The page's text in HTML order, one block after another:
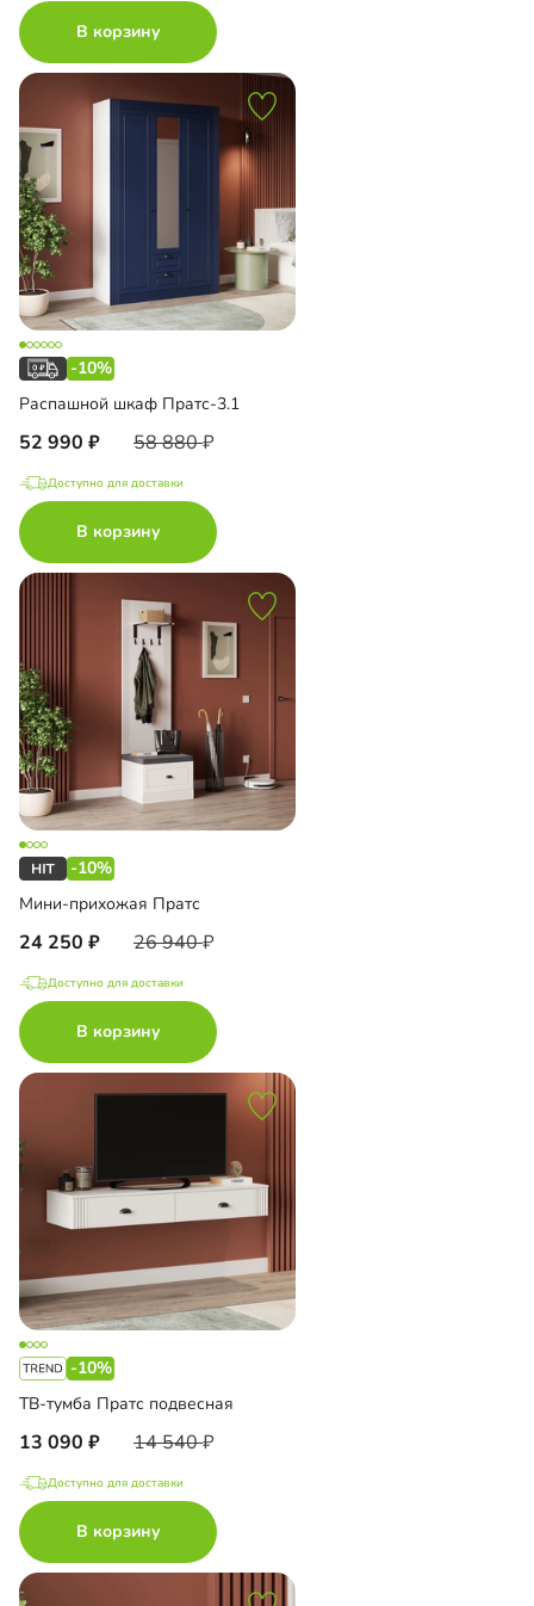
В корзину
-10%
Распашной шкаф Пратс-3.1
52 990 58 880
Доступно для доставки
В корзину
-10%
Мини-прихожая Пратс
24 250 26 940
Доступно для доставки
В корзину
-10%
ТВ-тумба Пратс подвесная
13 090 14 540
Доступно для доставки
В корзину